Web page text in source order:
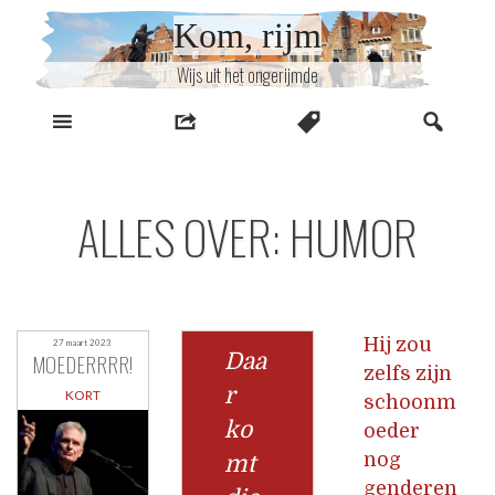
inhoud
Kom, rijm
Wijs uit het ongerijmde
ALLES OVER: HUMOR
27 maart 2023
MOEDERRRR!
KORT
Daa
r
ko
mt
Hij zou
zelfs zijn
schoonm
oeder
nog
genderen